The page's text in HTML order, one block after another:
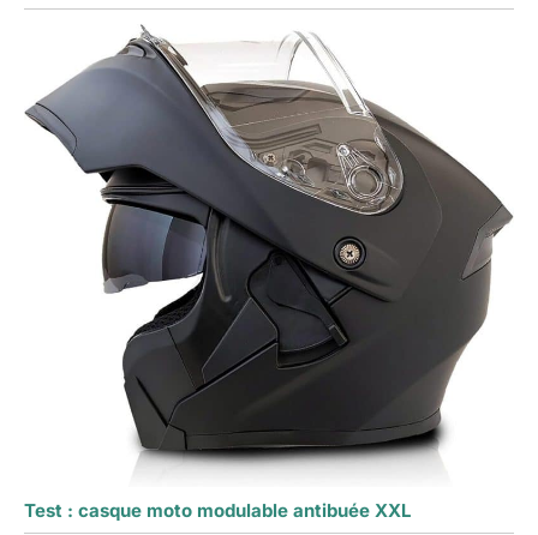
Test : casque moto modulable antibuée XXL